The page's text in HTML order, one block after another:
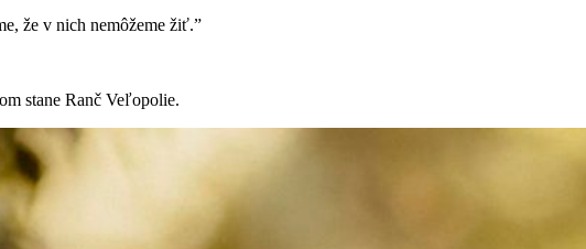
že v nich nemôžeme žiť.”
stane Ranč Veľopolie.